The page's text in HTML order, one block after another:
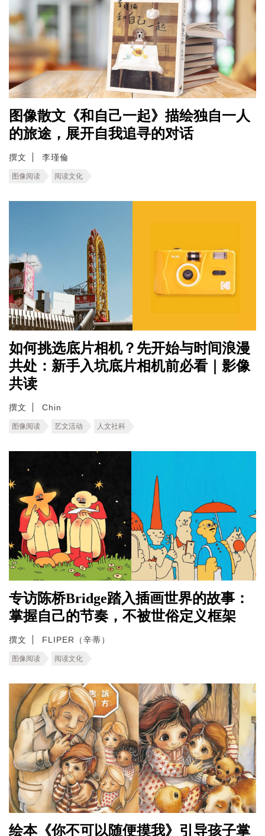
图像散文《和自己一起》描绘独自一人
的旅途，展开自我追寻的对话
撰文 李瑾倫
图像阅读 阅读文化
如何挑选底片相机？先开始与时间浪漫
共处：新手入坑底片相机前必看｜影像
共读
撰文 Chin
图像阅读 艺文活动 人文社科
专访陈桥Bridge踏入插画世界的故事：
掌握自己的节奏，不被世俗定义框架
撰文 FLIPER（辛蒂）
图像阅读 阅读文化
绘本《你不可以随便摸我》引导孩子掌